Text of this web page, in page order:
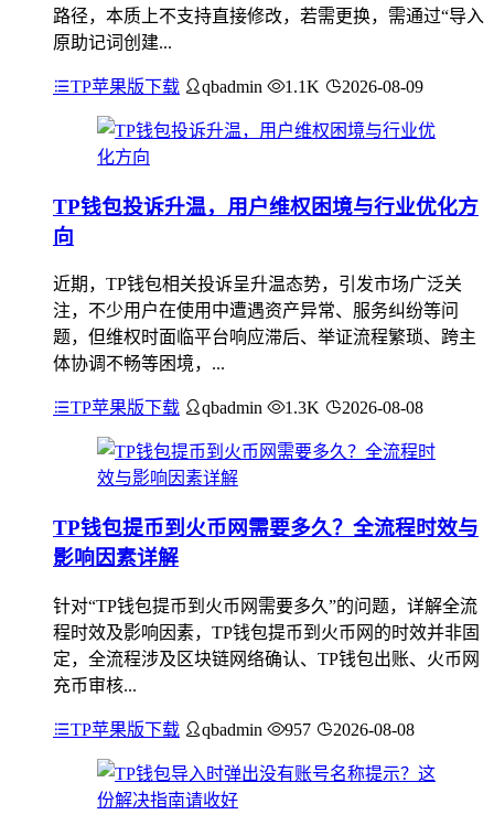
路径，本质上不支持直接修改，若需更换，需通过“导入
原助记词创建...
TP苹果版下载 qbadmin 1.1K 2026-08-09
TP钱包投诉升温，用户维权困境与行业优化方
向
近期，TP钱包相关投诉呈升温态势，引发市场广泛关
注，不少用户在使用中遭遇资产异常、服务纠纷等问
题，但维权时面临平台响应滞后、举证流程繁琐、跨主
体协调不畅等困境，...
TP苹果版下载 qbadmin 1.3K 2026-08-08
TP钱包提币到火币网需要多久？全流程时效与
影响因素详解
针对“TP钱包提币到火币网需要多久”的问题，详解全流
程时效及影响因素，TP钱包提币到火币网的时效并非固
定，全流程涉及区块链网络确认、TP钱包出账、火币网
充币审核...
TP苹果版下载 qbadmin 957 2026-08-08